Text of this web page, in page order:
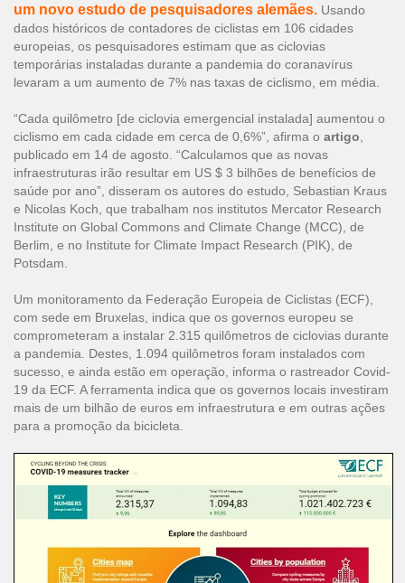
um novo estudo de pesquisadores alemães. Usando
dados históricos de contadores de ciclistas em 106 cidades
europeias, os pesquisadores estimam que as ciclovias
temporárias instaladas durante a pandemia do coranavírus
levaram a um aumento de 7% nas taxas de ciclismo, em média.
“Cada quilômetro [de ciclovia emergencial instalada] aumentou o
ciclismo em cada cidade em cerca de 0,6%”, afirma o artigo
publicado em 14 de agosto . “Calculamos que as novas
infraestruturas irão resultar em US $ 3 bilhões de benefícios de
saúde por ano”, disseram os autores do estudo, Sebastian Kraus
e Nicolas Koch, que trabalham nos institutos Mercator Research
Institute on Global Commons and Climate Change (MCC), de
Berlim, e no Institute for Climate Impact Research (PIK), de
Potsdam.
Um monitoramento da Federação Europeia de Ciclistas (ECF),
com sede em Bruxelas, indica que os governos europeu se
comprometeram a instalar 2.315 quilômetros de ciclovias durante
a pandemia. Destes, 1.094 quilômetros foram instalados com
sucesso, e ainda estão em operação, informa o rastreador Covid-
19 da ECF. A ferramenta indica que os governos locais investiram
mais de um bilhão de euros em infraestrutura e em outras ações
para a promoção da bicicleta.